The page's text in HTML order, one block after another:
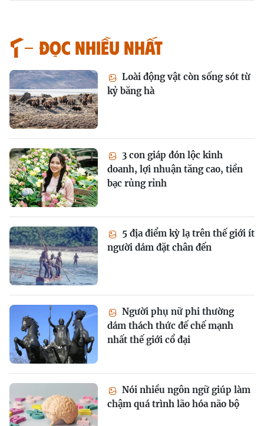
Đọc nhiều nhất
Loài động vật còn sống sót từ
kỷ băng hà
3 con giáp đón lộc kinh
doanh, lợi nhuận tăng cao, tiền
bạc rủng rỉnh
5 địa điểm kỳ lạ trên thế giới ít
người dám đặt chân đến
Người phụ nữ phi thường
dám thách thức đế chế mạnh
nhất thế giới cổ đại
Nói nhiều ngôn ngữ giúp làm
chậm quá trình lão hóa não bộ